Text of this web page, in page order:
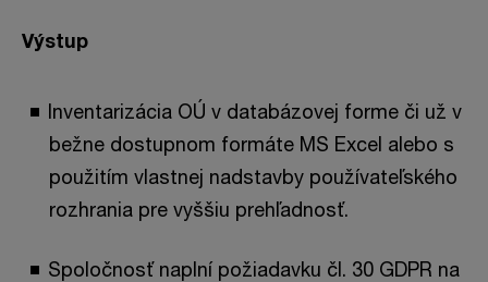
Výstup
Inventarizácia OÚ v databázovej forme či už v
bežne dostupnom formáte MS Excel alebo s
použitím vlastnej nadstavby používateľského
rozhrania pre vyššiu prehľadnosť.
Spoločnosť naplní požiadavku čl. 30 GDPR na